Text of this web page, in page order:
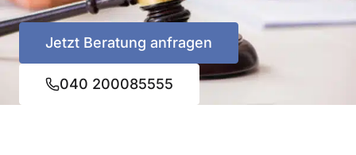
Jetzt Beratung anfragen
040 200085555